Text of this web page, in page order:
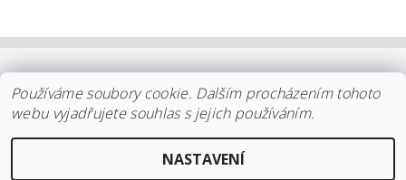
| KOLEKCE STELTON | DISTRIBUCE IITTALA |
REKLAMACE/ODSTOUPENÍ | VŠE O NÁKUPU | KDO JSME
KONTAKT
Používáme soubory cookie. Dalším procházením tohoto
webu vyjadřujete souhlas s jejich používáním.
NASTAVENÍ